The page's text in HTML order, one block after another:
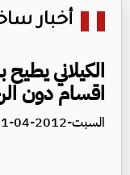
أخبار
الكيلاني
اقسام دون
السبت-2012-04-21 10:55 am